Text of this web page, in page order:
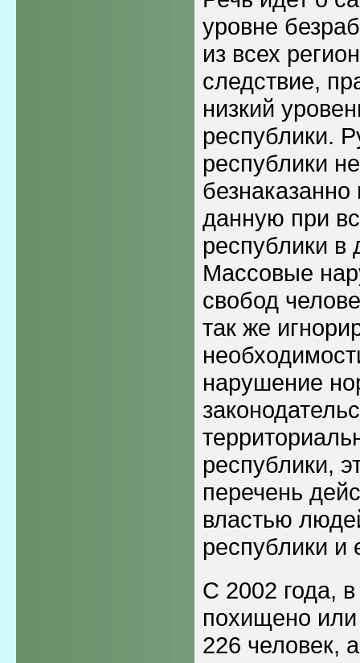
уровне
из всех
следствие,
низкий
республики.
республики
данную при
республики в
Массовые
свобод
так же
нарушение
республики,
перечень
властью
республики и
С 2002 года,
похищено или
226 человек,